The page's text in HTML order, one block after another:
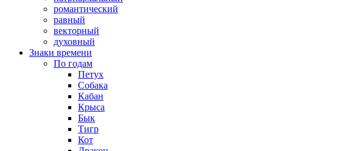
романтический
равный
векторный
духовный
Знаки времени
По годам
Петух
Собака
Кабан
Крыса
Бык
Тигр
Кот